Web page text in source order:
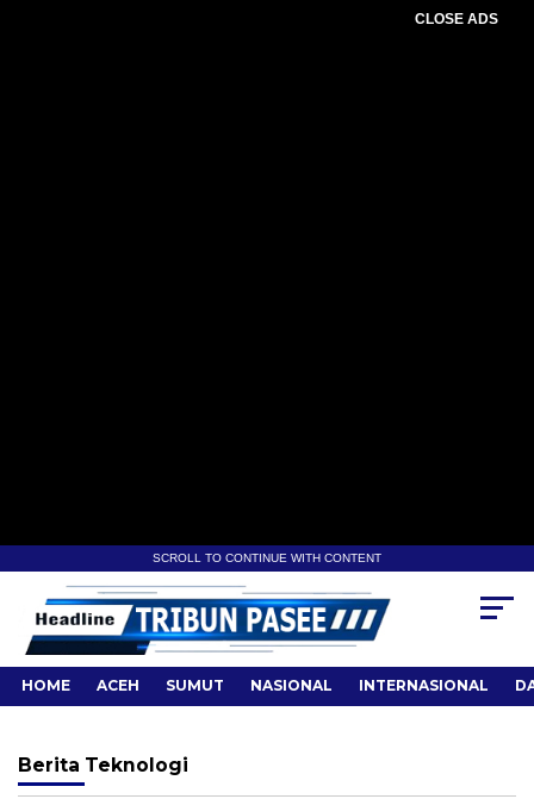
CLOSE ADS
SCROLL TO CONTINUE WITH CONTENT
HOME ACEH SUMUT NASIONAL INTERNASIONAL
Berita Teknologi